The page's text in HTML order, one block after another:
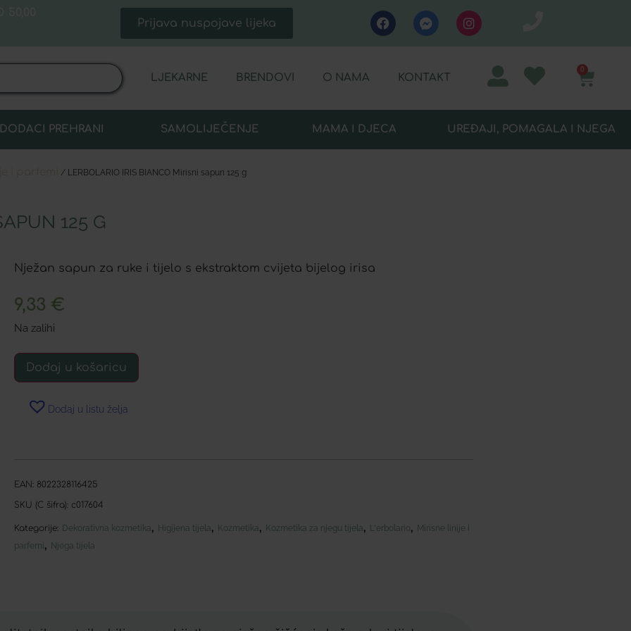
Prijava nuspojave lijeka
LJEKARNE BRENDOVI O NAMA KONTAKT
0
DODACI PREHRANI SAMOLIJEČENJE MAMA I DJECA UREĐAJI, POMAGALA I NJEGA
/ LERBOLARIO IRIS BIANCO Mirisni sapun 125 g
125 G
Nježan sapun za ruke i tijelo s ekstraktom cvijeta bijelog irisa
9,33 €
Na zalihi
Dodaj u košaricu
Dodaj u listu želja
EAN: 8022328116425
SKU (C šifra): c017604
Kategorije: Dekorativna kozmetika, Higijena tijela, Kozmetika, Kozmetika za njegu tijela, L'erbolario, Mirisne linije i
parfemi, Njega tijela